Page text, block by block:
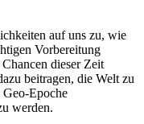
auf uns zu, wie
Vorbereitung
dieser Zeit
beitragen, die Welt zu
Geo-Epoche
werden.